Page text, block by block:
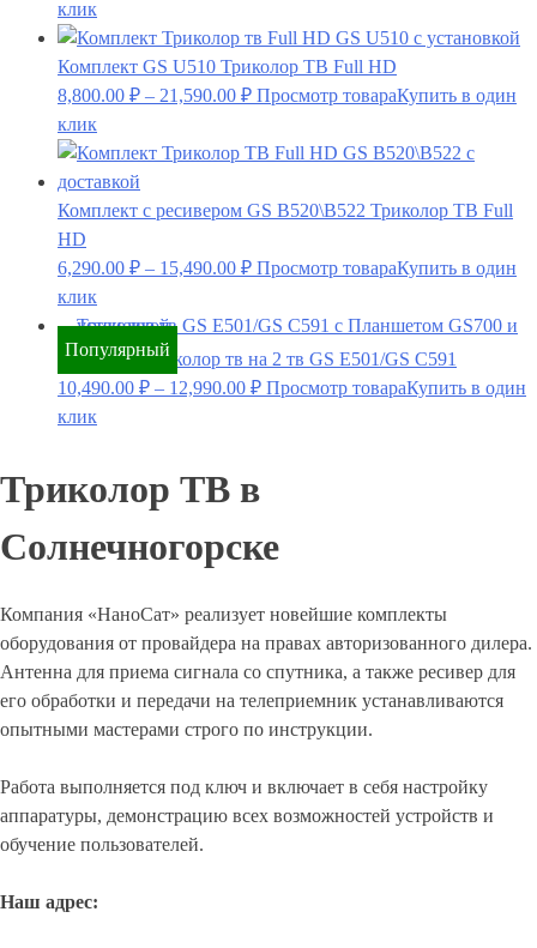
клик
Комплект GS U510 Триколор ТВ Full HD
8,800.00 ₽ – 21,590.00 ₽ Просмотр товараКупить в один
клик
Комплект с ресивером GS B520\B522 Триколор ТВ Full
HD
6,290.00 ₽ – 15,490.00 ₽ Просмотр товараКупить в один
клик
Популярный
Комплект Триколор тв на 2 тв GS E501/GS C591
10,490.00 ₽ – 12,990.00 ₽ Просмотр товараКупить в один
клик
Триколор ТВ в
Солнечногорске
Компания «НаноСат» реализует новейшие комплекты
оборудования от провайдера на правах авторизованного дилера.
Антенна для приема сигнала со спутника, а также ресивер для
его обработки и передачи на телеприемник устанавливаются
опытными мастерами строго по инструкции.
Работа выполняется под ключ и включает в себя настройку
аппаратуры, демонстрацию всех возможностей устройств и
обучение пользователей.
Наш адрес: